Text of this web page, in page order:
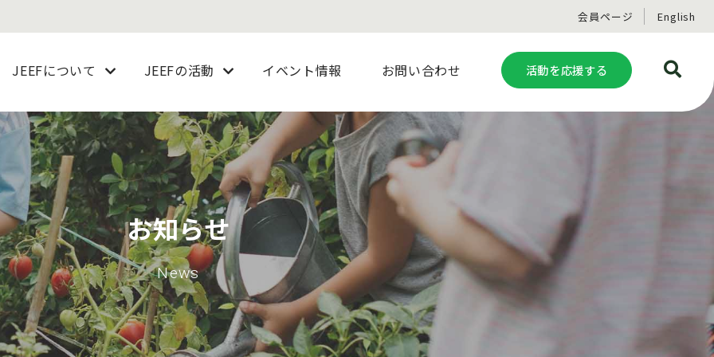
JEEFについて JEEFの活動 イベント情報 お問い合わせ 活動を応援する
会員ページ English
お知らせ
News